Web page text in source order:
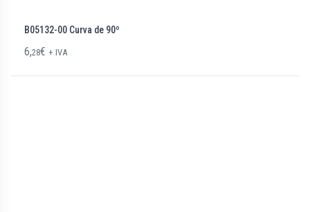
B05132-00 Curva de 90º
6,28€ + IVA